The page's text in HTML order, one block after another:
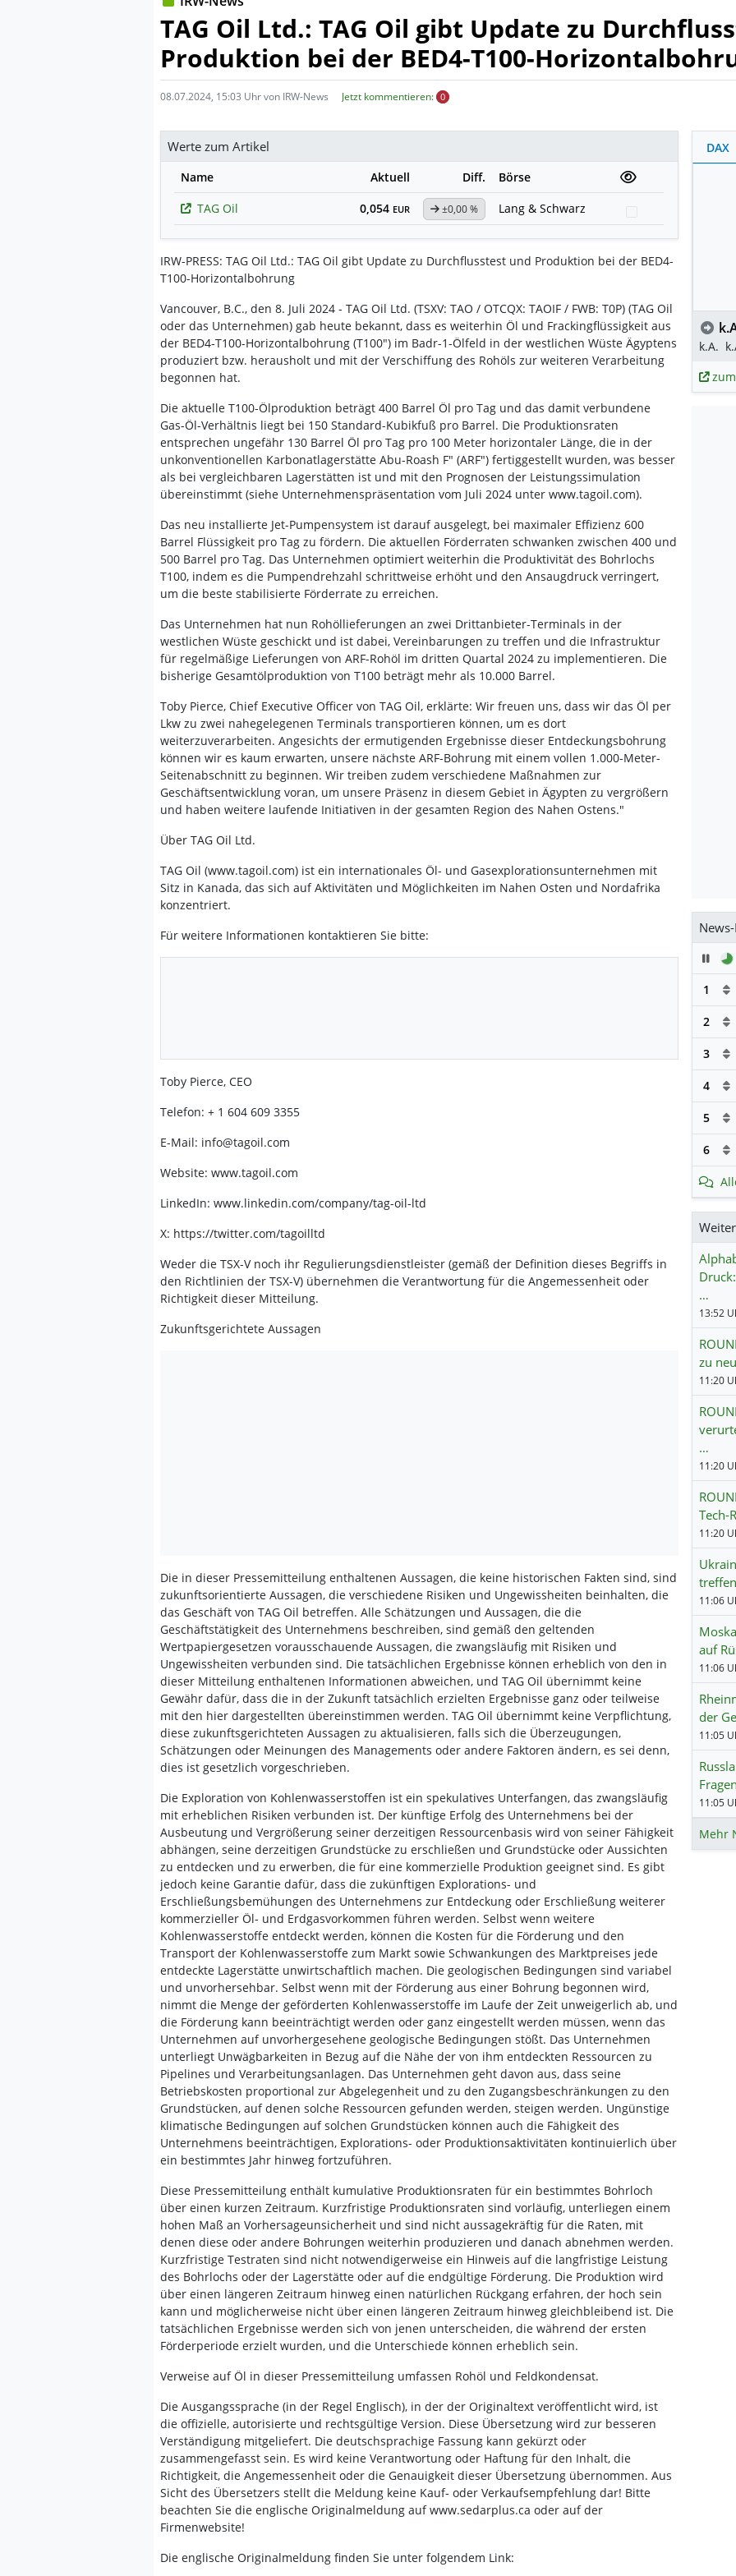
TAG Oil Ltd.: TAG Oil gibt Update zu
Produktion bei der BED4-T100-
08.07.2024, 15:03 Uhr von IRW-News Jetzt kommentieren: 0
Werte zum Artikel
Name Aktuell Diff.
Börse
TAG Oil
0,054 EUR ±0,00 % Lang & Schwarz
IRW-PRESS: TAG Oil Ltd.: TAG Oil gibt Update zu Durchflusstest und Produktion bei der BED4-
T100-Horizontalbohrung
Vancouver, B.C., den 8. Juli 2024 - TAG Oil Ltd. (TSXV: TAO / OTCQX: TAOIF / FWB: T0P) (TAG Oil
oder das Unternehmen) gab heute bekannt, dass es weiterhin Öl und Frackingflüssigkeit aus
der BED4-T100-Horizontalbohrung (T100") im Badr-1-Ölfeld in der westlichen Wüste Ägyptens
produziert bzw. herausholt und mit der Verschiffung des Rohöls zur weiteren Verarbeitung
begonnen hat.
Die aktuelle T100-Ölproduktion beträgt 400 Barrel Öl pro Tag und das damit verbundene
Gas-Öl-Verhältnis liegt bei 150 Standard-Kubikfuß pro Barrel. Die Produktionsraten
entsprechen ungefähr 130 Barrel Öl pro Tag pro 100 Meter horizontaler Länge, die in der
unkonventionellen Karbonatlagerstätte Abu-Roash F" (ARF") fertiggestellt wurden, was besser
als bei vergleichbaren Lagerstätten ist und mit den Prognosen der Leistungssimulation
übereinstimmt (siehe Unternehmenspräsentation vom Juli 2024 unter www.tagoil.com).
Das neu installierte Jet-Pumpensystem ist darauf ausgelegt, bei maximaler Effizienz 600
Barrel Flüssigkeit pro Tag zu fördern. Die aktuellen Förderraten schwanken zwischen 400 und
500 Barrel pro Tag. Das Unternehmen optimiert weiterhin die Produktivität des Bohrlochs
T100, indem es die Pumpendrehzahl schrittweise erhöht und den Ansaugdruck verringert,
um die beste stabilisierte Förderrate zu erreichen.
Das Unternehmen hat nun Rohöllieferungen an zwei Drittanbieter-Terminals in der
westlichen Wüste geschickt und ist dabei, Vereinbarungen zu treffen und die Infrastruktur
für regelmäßige Lieferungen von ARF-Rohöl im dritten Quartal 2024 zu implementieren. Die
bisherige Gesamtölproduktion von T100 beträgt mehr als 10.000 Barrel.
Toby Pierce, Chief Executive Officer von TAG Oil, erklärte: Wir freuen uns, dass wir das Öl per
Lkw zu zwei nahegelegenen Terminals transportieren können, um es dort
weiterzuverarbeiten. Angesichts der ermutigenden Ergebnisse dieser Entdeckungsbohrung
können wir es kaum erwarten, unsere nächste ARF-Bohrung mit einem vollen 1.000-Meter-
Seitenabschnitt zu beginnen. Wir treiben zudem verschiedene Maßnahmen zur
Geschäftsentwicklung voran, um unsere Präsenz in diesem Gebiet in Ägypten zu vergrößern
und haben weitere laufende Initiativen in der gesamten Region des Nahen Ostens."
Über TAG Oil Ltd.
TAG Oil (www.tagoil.com) ist ein internationales Öl- und Gasexplorationsunternehmen mit
Sitz in Kanada, das sich auf Aktivitäten und Möglichkeiten im Nahen Osten und Nordafrika
konzentriert.
Für weitere Informationen kontaktieren Sie bitte:
Toby Pierce, CEO
Telefon: + 1 604 609 3355
E-Mail: info@tagoil.com
Website: www.tagoil.com
LinkedIn: www.linkedin.com/company/tag-oil-ltd
X: https://twitter.com/tagoilltd
Weder die TSX-V noch ihr Regulierungsdienstleister (gemäß der Definition dieses Begriffs in
den Richtlinien der TSX-V) übernehmen die Verantwortung für die Angemessenheit oder
Richtigkeit dieser Mitteilung.
Zukunftsgerichtete Aussagen
Die in dieser Pressemitteilung enthaltenen Aussagen, die keine historischen Fakten sind, sind
zukunftsorientierte Aussagen, die verschiedene Risiken und Ungewissheiten beinhalten, die
das Geschäft von TAG Oil betreffen. Alle Schätzungen und Aussagen, die die
Geschäftstätigkeit des Unternehmens beschreiben, sind gemäß den geltenden
Wertpapiergesetzen vorausschauende Aussagen, die zwangsläufig mit Risiken und
Ungewissheiten verbunden sind. Die tatsächlichen Ergebnisse können erheblich von den in
dieser Mitteilung enthaltenen Informationen abweichen, und TAG Oil übernimmt keine
Gewähr dafür, dass die in der Zukunft tatsächlich erzielten Ergebnisse ganz oder teilweise
mit den hier dargestellten übereinstimmen werden. TAG Oil übernimmt keine Verpflichtung,
diese zukunftsgerichteten Aussagen zu aktualisieren, falls sich die Überzeugungen,
Schätzungen oder Meinungen des Managements oder andere Faktoren ändern, es sei denn,
dies ist gesetzlich vorgeschrieben.
Die Exploration von Kohlenwasserstoffen ist ein spekulatives Unterfangen, das zwangsläufig
mit erheblichen Risiken verbunden ist. Der künftige Erfolg des Unternehmens bei der
Ausbeutung und Vergrößerung seiner derzeitigen Ressourcenbasis wird von seiner Fähigkeit
abhängen, seine derzeitigen Grundstücke zu erschließen und Grundstücke oder Aussichten
zu entdecken und zu erwerben, die für eine kommerzielle Produktion geeignet sind. Es gibt
jedoch keine Garantie dafür, dass die zukünftigen Explorations- und
Erschließungsbemühungen des Unternehmens zur Entdeckung oder Erschließung weiterer
kommerzieller Öl- und Erdgasvorkommen führen werden. Selbst wenn weitere
Kohlenwasserstoffe entdeckt werden, können die Kosten für die Förderung und den
Transport der Kohlenwasserstoffe zum Markt sowie Schwankungen des Marktpreises jede
entdeckte Lagerstätte unwirtschaftlich machen. Die geologischen Bedingungen sind variabel
und unvorhersehbar. Selbst wenn mit der Förderung aus einer Bohrung begonnen wird,
nimmt die Menge der geförderten Kohlenwasserstoffe im Laufe der Zeit unweigerlich ab, und
die Förderung kann beeinträchtigt werden oder ganz eingestellt werden müssen, wenn das
Unternehmen auf unvorhergesehene geologische Bedingungen stößt. Das Unternehmen
unterliegt Unwägbarkeiten in Bezug auf die Nähe der von ihm entdeckten Ressourcen zu
Pipelines und Verarbeitungsanlagen. Das Unternehmen geht davon aus, dass seine
Betriebskosten proportional zur Abgelegenheit und zu den Zugangsbeschränkungen zu den
Grundstücken, auf denen solche Ressourcen gefunden werden, steigen werden. Ungünstige
klimatische Bedingungen auf solchen Grundstücken können auch die Fähigkeit des
Unternehmens beeinträchtigen, Explorations- oder Produktionsaktivitäten kontinuierlich über
ein bestimmtes Jahr hinweg fortzuführen.
Diese Pressemitteilung enthält kumulative Produktionsraten für ein bestimmtes Bohrloch
über einen kurzen Zeitraum. Kurzfristige Produktionsraten sind vorläufig, unterliegen einem
hohen Maß an Vorhersageunsicherheit und sind nicht aussagekräftig für die Raten, mit
denen diese oder andere Bohrungen weiterhin produzieren und danach abnehmen werden.
Kurzfristige Testraten sind nicht notwendigerweise ein Hinweis auf die langfristige Leistung
des Bohrlochs oder der Lagerstätte oder auf die endgültige Förderung. Die Produktion wird
über einen längeren Zeitraum hinweg einen natürlichen Rückgang erfahren, der hoch sein
kann und möglicherweise nicht über einen längeren Zeitraum hinweg gleichbleibend ist. Die
tatsächlichen Ergebnisse werden sich von jenen unterscheiden, die während der ersten
Förderperiode erzielt wurden, und die Unterschiede können erheblich sein.
Verweise auf Öl in dieser Pressemitteilung umfassen Rohöl und Feldkondensat.
Die Ausgangssprache (in der Regel Englisch), in der der Originaltext veröffentlicht wird, ist
die offizielle, autorisierte und rechtsgültige Version. Diese Übersetzung wird zur besseren
Verständigung mitgeliefert. Die deutschsprachige Fassung kann gekürzt oder
zusammengefasst sein. Es wird keine Verantwortung oder Haftung für den Inhalt, die
Richtigkeit, die Angemessenheit oder die Genauigkeit dieser Übersetzung übernommen. Aus
Sicht des Übersetzers stellt die Meldung keine Kauf- oder Verkaufsempfehlung dar! Bitte
beachten Sie die englische Originalmeldung auf www.sedarplus.ca oder auf der
Firmenwebsite!
Die englische Originalmeldung finden Sie unter folgendem Link:
DAX
k.A.
1
2
3
4
5
6
…
zu
11:20
…
11:20
Tech-
11:20
11:06
auf
11:06
der
11:05
11:05
Mehr